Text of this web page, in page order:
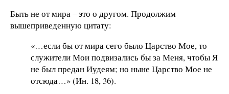
Быть не от мира – это о другом. Продолжим
вышеприведенную цитату:
«…если бы от мира сего было Царство Мое, то
служители Мои подвизались бы за Меня, чтобы Я
не был предан Иудеям; но ныне Царство Мое не
отсюда…» (Ин. 18, 36).